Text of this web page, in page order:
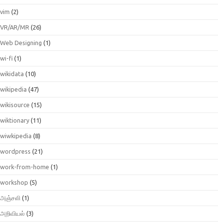
vim (2)
VR/AR/MR (26)
Web Designing (1)
wi-fi (1)
wikidata (10)
wikipedia (47)
wikisource (15)
wiktionary (11)
wiwkipedia (8)
wordpress (21)
work-from-home (1)
workshop (5)
அஞ்சலி (1)
அறிவியல் (3)